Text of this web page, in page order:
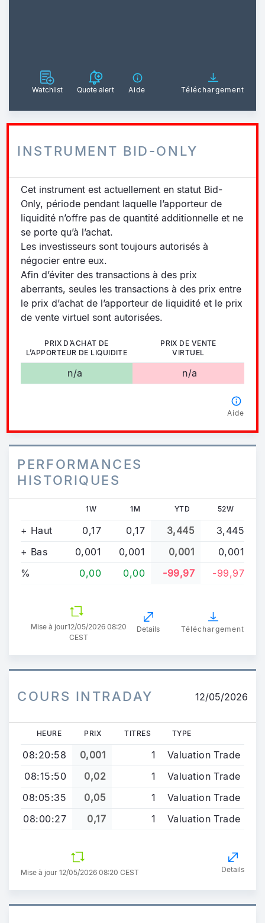
Watchlist Quote alert Aide Téléchargement
INSTRUMENT BID-ONLY
Cet instrument est actuellement en statut Bid-
Only, période pendant laquelle l’apporteur de
liquidité n’offre pas de quantité additionnelle et ne
se porte qu’à l’achat.
Les investisseurs sont toujours autorisés à
négocier entre eux.
Afin d’éviter des transactions à des prix
aberrants, seules les transactions à des prix entre
le prix d’achat de l’apporteur de liquidité et le prix
de vente virtuel sont autorisées.
PRIX D’ACHAT DE
L’APPORTEUR DE LIQUIDITE
PRIX DE VENTE
VIRTUEL
n/a n/a
Aide
PERFORMANCES
HISTORIQUES
1W 1M YTD 52W
+ Haut 0,17 0,17 3,445
3,445
+ Bas
0,001 0,001 0,001
0,001
%
0,00 0,00 -99,97 -99,97
Mise à jour12/05/2026 08:20
CEST
Details Téléchargement
COURS INTRADAY 12/05/2026
HEURE PRIX TITRES TYPE
08:20:58 0,001 1
Valuation Trade
08:15:50
0,02 1
Valuation Trade
08:05:35
0,05 1
Valuation Trade
08:00:27
0,17 1 Valuation Trade
Mise à jour 12/05/2026 08:20 CEST Details